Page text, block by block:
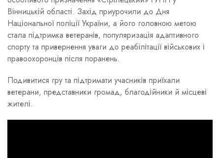
Вінницькій області. Захід приурочили до Дня
Національної поліції України, а його головною метою
стала підтримка ветеранів, популяризація адаптивного
спорту та привернення уваги до реабілітації військових і
правоохоронців після поранень.
Подивитися гру та підтримати учасників приїхали
ветерани, представники громад, благодійники й місцеві
жителі.